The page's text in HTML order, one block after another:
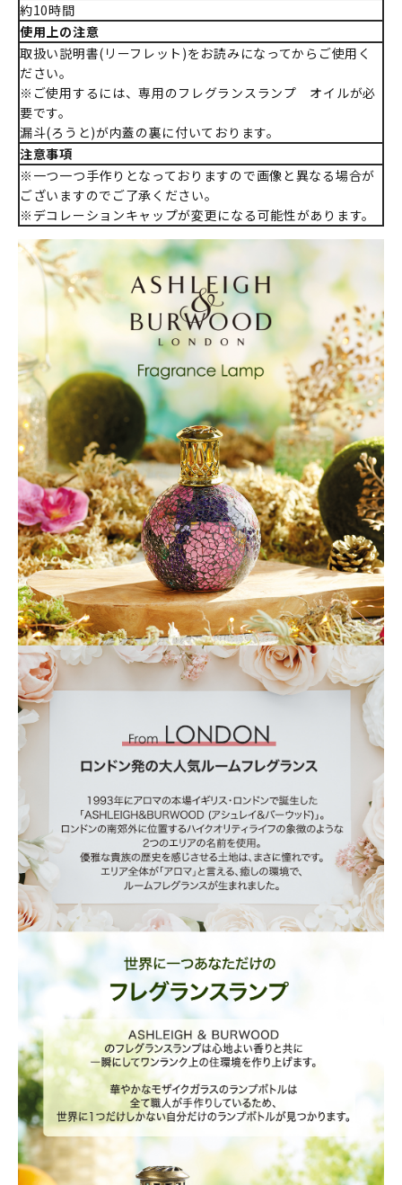
約10時間
使用上の注意
取扱い説明書(リーフレット)をお読みになってからご使用く
ださい。
※ご使用するには、専用のフレグランスランプ オイルが必
要です。
漏斗(ろうと)が内蓋の裏に付いております。
注意事項
※一つ一つ手作りとなっておりますので画像と異なる場合が
ございますのでご了承ください。
※デコレーションキャップが変更になる可能性があります。